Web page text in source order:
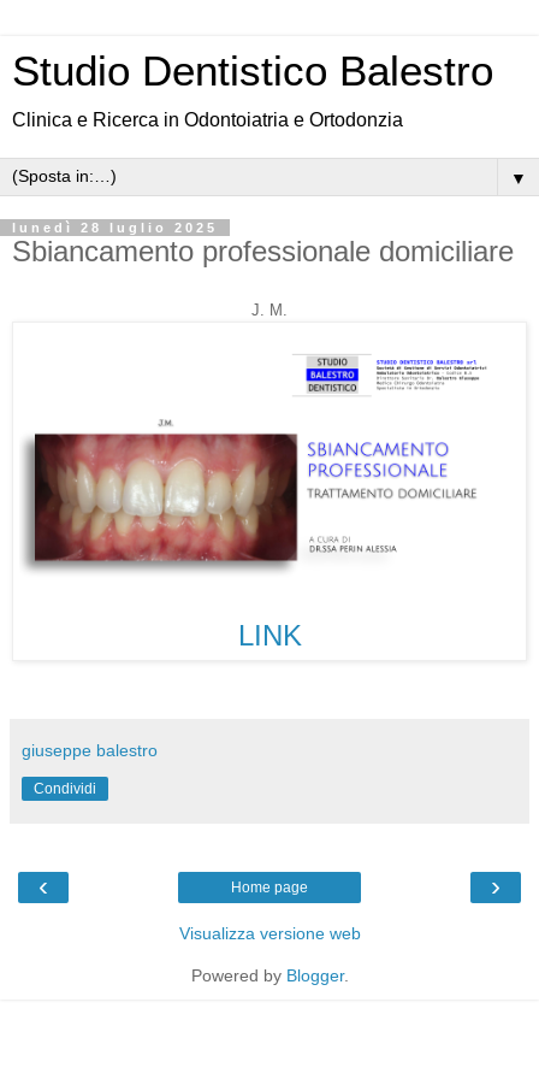
Studio Dentistico Balestro
Clinica e Ricerca in Odontoiatria e Ortodonzia
▼
lunedì 28 luglio 2025
Sbiancamento professionale domiciliare
J. M.
LINK
giuseppe balestro
Condividi
‹ ›
Home page
Visualizza versione web
Powered by Blogger.